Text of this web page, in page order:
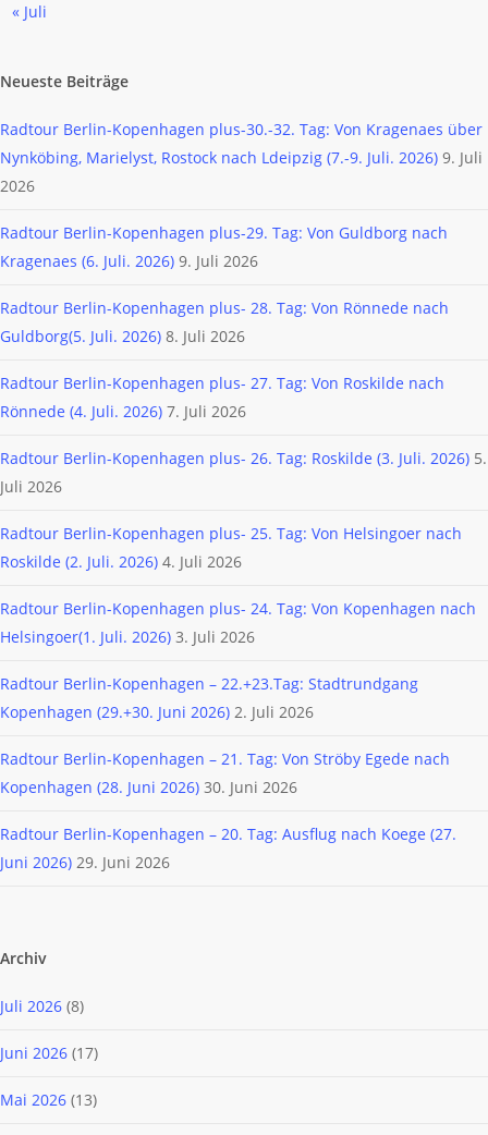
« Juli
Neueste Beiträge
Radtour Berlin-Kopenhagen plus-30.-32. Tag: Von Kragenaes über
Nynköbing, Marielyst, Rostock nach Ldeipzig (7.-9. Juli. 2026) 9. Juli
2026
Radtour Berlin-Kopenhagen plus-29. Tag: Von Guldborg nach
Kragenaes (6. Juli. 2026) 9. Juli 2026
Radtour Berlin-Kopenhagen plus- 28. Tag: Von Rönnede nach
Guldborg(5. Juli. 2026) 8. Juli 2026
Radtour Berlin-Kopenhagen plus- 27. Tag: Von Roskilde nach
Rönnede (4. Juli. 2026) 7. Juli 2026
Radtour Berlin-Kopenhagen plus- 26. Tag: Roskilde (3. Juli. 2026) 5.
Juli 2026
Radtour Berlin-Kopenhagen plus- 25. Tag: Von Helsingoer nach
Roskilde (2. Juli. 2026) 4. Juli 2026
Radtour Berlin-Kopenhagen plus- 24. Tag: Von Kopenhagen nach
Helsingoer(1. Juli. 2026) 3. Juli 2026
Radtour Berlin-Kopenhagen – 22.+23.Tag: Stadtrundgang
Kopenhagen (29.+30. Juni 2026) 2. Juli 2026
Radtour Berlin-Kopenhagen – 21. Tag: Von Ströby Egede nach
Kopenhagen (28. Juni 2026) 30. Juni 2026
Radtour Berlin-Kopenhagen – 20. Tag: Ausflug nach Koege (27.
Juni 2026) 29. Juni 2026
Archiv
Juli 2026 (8)
Juni 2026 (17)
Mai 2026 (13)